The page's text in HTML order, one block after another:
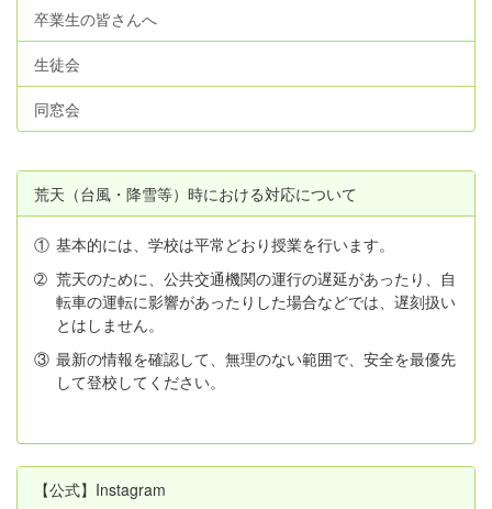
卒業生の皆さんへ
生徒会
同窓会
荒天（台風・降雪等）時における対応について
① 基本的には、学校は平常どおり授業を行います。
➁ 荒天のために、公共交通機関の運行の遅延があったり、自
転車の運転に影響があったりした場合などでは、遅刻扱い
とはしません。
③ 最新の情報を確認して、無理のない範囲で、安全を最優先
して登校してください。
【公式】Instagram